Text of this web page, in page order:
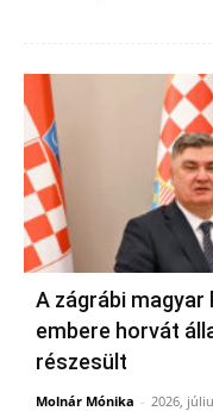
A zágrábi
embere horvát
részesült
Molnár Mónika - 2026,